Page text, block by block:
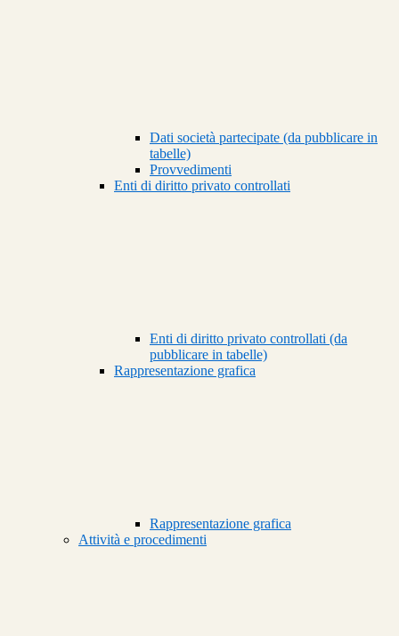
Dati società partecipate (da pubblicare in
tabelle)
Provvedimenti
Enti di diritto privato controllati
Enti di diritto privato controllati (da
pubblicare in tabelle)
Rappresentazione grafica
Rappresentazione grafica
Attività e procedimenti